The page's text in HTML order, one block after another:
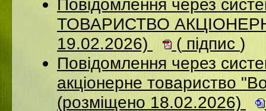
Повідомлення через
ТОВАРИСТВО
19.02.2026)
( підпис )
Повідомлення через
акціонерне товариство
(розміщено 18.02.2026)